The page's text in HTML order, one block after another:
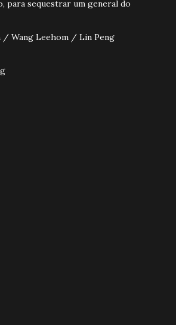
para sequestrar um general do
/ Wang Leehom / Lin Peng